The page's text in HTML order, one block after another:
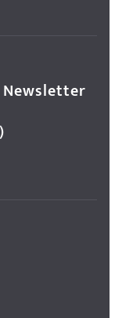
Newsletter